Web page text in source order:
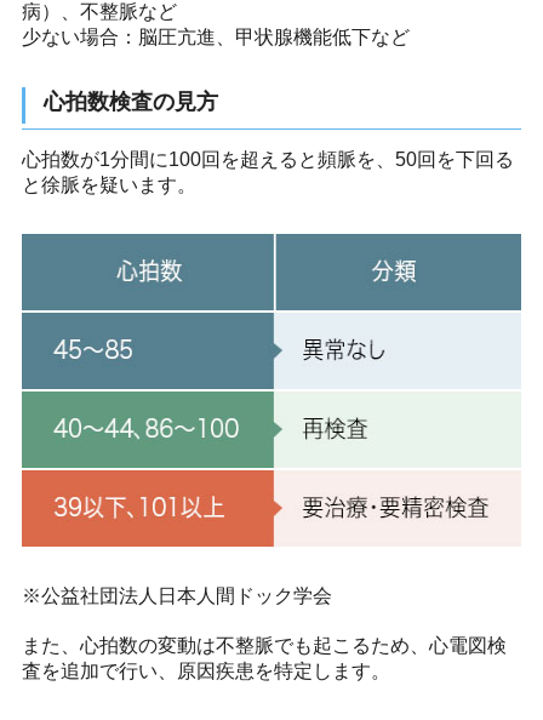
病）、不整脈など
少ない場合：脳圧亢進、甲状腺機能低下など
心拍数検査の見方
心拍数が1分間に100回を超えると頻脈を、50回を下回る
と徐脈を疑います。
※公益社団法人日本人間ドック学会
また、心拍数の変動は不整脈でも起こるため、心電図検
査を追加で行い、原因疾患を特定します。